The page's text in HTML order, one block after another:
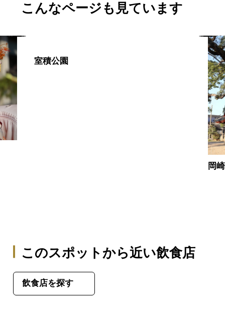
こんなページも見ています
室積公園
岡
このスポットから近い飲食店
飲食店を探す